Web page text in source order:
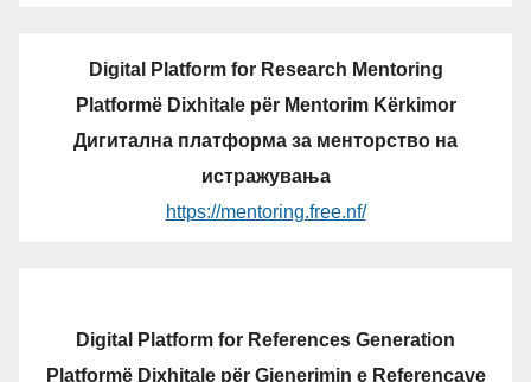
Digital Platform for Research Mentoring
Platformë Dixhitale për Mentorim Kërkimor
Дигитална платформа за менторство на
истражувања
https://mentoring.free.nf/
Digital Platform for References Generation
Platformë Dixhitale për Gjenerimin e Referencave